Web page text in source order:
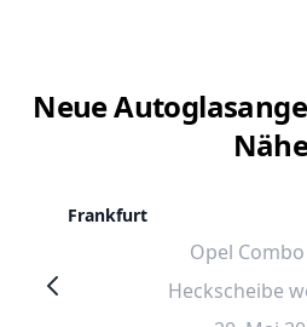
Neue
Frankfurt
Opel
Heckscheibe